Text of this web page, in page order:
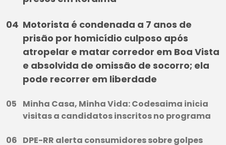
Motorista é condenada a 7 anos de
prisão por homicídio culposo após
atropelar e matar corredor em Boa Vista
e absolvida de omissão de socorro; ela
pode recorrer em liberdade
Minha Casa, Minha Vida: Codesaima inicia
visitas a candidatos inscritos no programa
DPE-RR alerta consumidores sobre golpes